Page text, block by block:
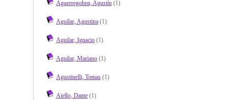
Aguerregohen, Agustín(1)
Aguilar, Agustina(1)
Aguilar, Ignacio(1)
Aguilar, Mariano(1)
Agustinelli, Tomas(1)
Aiello, Dante(1)